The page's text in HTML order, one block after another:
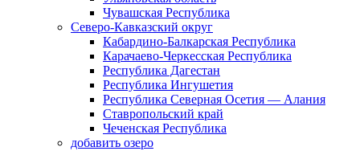
Чувашская Республика
Северо-Кавказский округ
Кабардино-Балкарская Республика
Карачаево-Черкесская Республика
Республика Дагестан
Республика Ингушетия
Республика Северная Осетия — Алания
Ставропольский край
Чеченская Республика
добавить озеро